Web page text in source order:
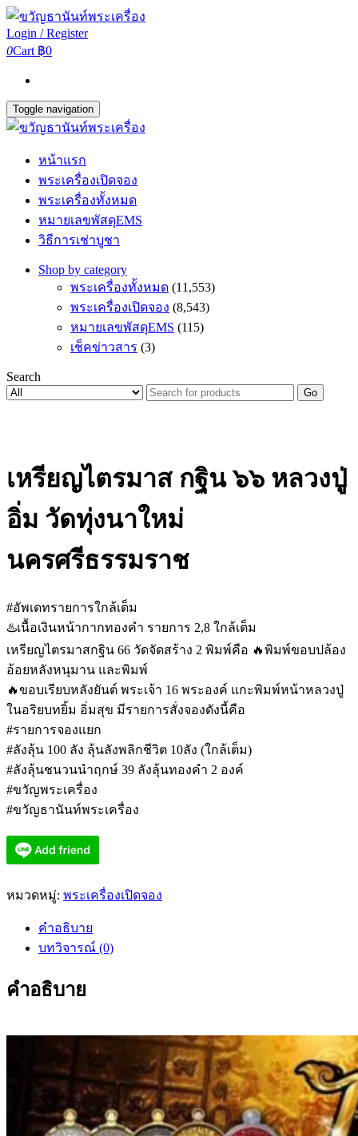
Login / Register
0Cart ฿0
Toggle navigation
หน้าแรก
พระเครื่องเปิดจอง
พระเครื่องทั้งหมด
หมายเลขพัสดุEMS
วิธีการเช่าบูชา
Shop by category
พระเครื่องทั้งหมด (11,553)
พระเครื่องเปิดจอง (8,543)
หมายเลขพัสดุEMS (115)
เช็คข่าวสาร (3)
Search
Go
เหรียญไตรมาส กฐิน ๖๖ หลวงปู่
อิ่ม วัดทุ่งนาใหม่
นครศรีธรรมราช
#อัพเดทรายการใกล้เต็ม
♨️เนื้อเงินหน้ากากทองคำ รายการ 2,8 ใกล้เต็ม
เหรียญไตรมาสกฐิน 66 วัดจัดสร้าง 2 พิมพ์คือ 🔥พิมพ์ขอบปล้อง
อ้อยหลังหนุมาน และพิมพ์
🔥ขอบเรียบหลังยันต์ พระเจ้า 16 พระองค์ แกะพิมพ์หน้าหลวงปู่
ในอริยบทยิ้ม อิ่มสุข มีรายการสั่งจองดังนี้คือ
#รายการจองแยก
#ลังลุ้น 100 ลัง ลุ้นลังพลิกชีวิต 10ลัง (ใกล้เต็ม)
#ลังลุ้นชนวนนำฤกษ์ 39 ลังลุ้นทองคำ 2 องค์
#ขวัญพระเครื่อง
#ขวัญธานันท์พระเครื่อง
หมวดหมู่: พระเครื่องเปิดจอง
คำอธิบาย
บทวิจารณ์ (0)
คำอธิบาย